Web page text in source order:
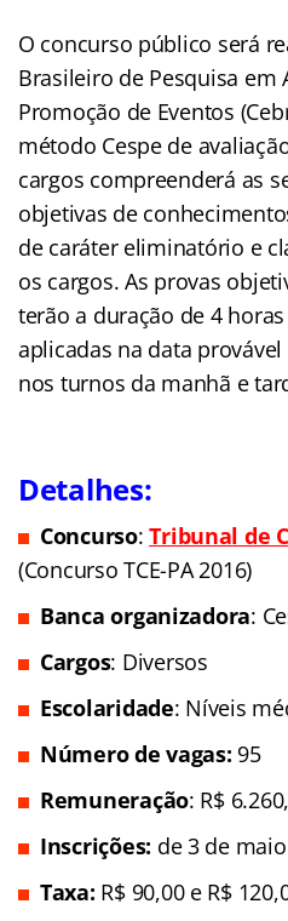
O concurso público será
Brasileiro de Pesquisa em
Promoção de Eventos
método Cespe de
cargos compreenderá as
objetivas de
de caráter eliminatório e
os cargos. As provas
terão a duração de 4
aplicadas na data
nos turnos da manhã e
Detalhes:
Concurso:Tribunal de
(Concurso TCE-PA 2016)
Banca organizadora:
Cargos: Diversos
Escolaridade: Níveis
Número de vagas: 95
Remuneração: R$
Inscrições: de 3 de
Taxa: R$ 90,00 e R$